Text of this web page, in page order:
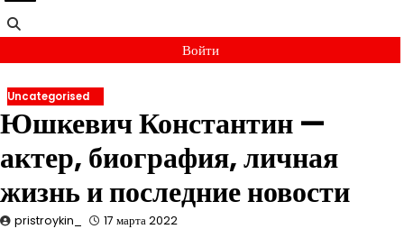
Войти
Uncategorised
Юшкевич Константин —
актер, биография, личная
жизнь и последние новости
pristroykin_ 17 марта 2022